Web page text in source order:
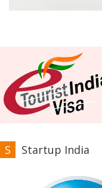
S Startup India